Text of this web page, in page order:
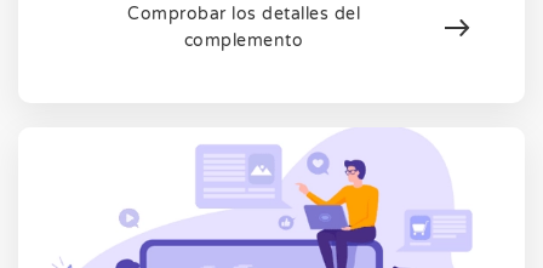
Comprobar los detalles del
complemento